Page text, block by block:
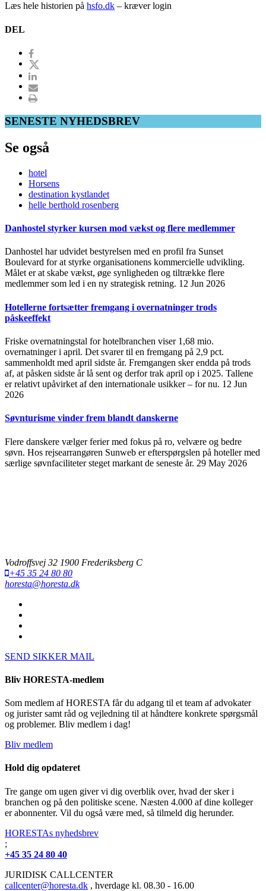
Læs hele historien på hsfo.dk – kræver login
DEL
SENESTE NYHEDSBREV
Se også
hotel
Horsens
destination kystlandet
helle berthold rosenberg
Danhostel styrker kursen mod vækst og flere medlemmer
Danhostel har udvidet bestyrelsen med en profil fra Sunset
Boulevard for at styrke organisationens kommercielle udvikling.
Målet er at skabe vækst, øge synligheden og tiltrække flere
medlemmer som led i en ny strategisk retning. 12 Jun 2026
Hotellerne fortsætter fremgang i overnatninger trods
påskeeffekt
Friske overnatningstal for hotelbranchen viser 1,68 mio.
overnatninger i april. Det svarer til en fremgang på 2,9 pct.
sammenholdt med april sidste år. Fremgangen sker endda på trods
af, at påsken sidste år lå sent og derfor trak april op i 2025. Tallene
er relativt upåvirket af den internationale usikker – for nu. 12 Jun
2026
Søvnturisme vinder frem blandt danskerne
Flere danskere vælger ferier med fokus på ro, velvære og bedre
søvn. Hos rejsearrangøren Sunweb er efterspørgslen på hoteller med
særlige søvnfaciliteter steget markant de seneste år. 29 May 2026
Vodroffsvej 32 1900 Frederiksberg C
+45 35 24 80 80
horesta@horesta.dk
SEND SIKKER MAIL
Bliv HORESTA-medlem
Som medlem af HORESTA får du adgang til et team af advokater
og jurister samt råd og vejledning til at håndtere konkrete spørgsmål
og problemer. Bliv medlem i dag!
Bliv medlem
Hold dig opdateret
Tre gange om ugen giver vi dig overblik over, hvad der sker i
branchen og på den politiske scene. Næsten 4.000 af dine kolleger
er abonnenter. Vil du også være med, så tilmeld dig herunder.
HORESTAs nyhedsbrev
;
+45 35 24 80 40
JURIDISK CALLCENTER
callcenter@horesta.dk , hverdage kl. 08.30 - 16.00